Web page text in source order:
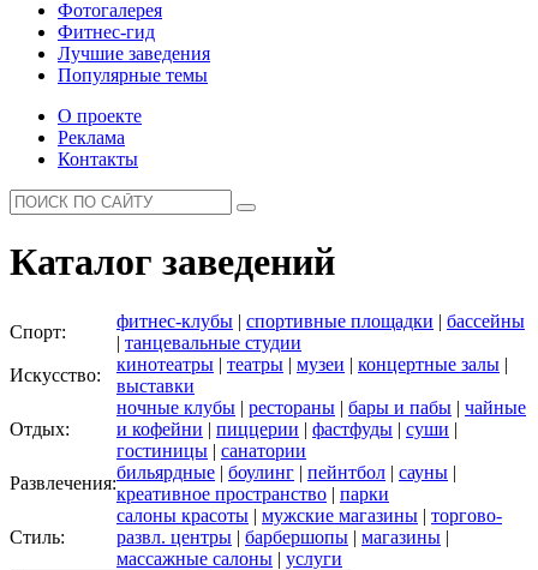
Фотогалерея
Фитнес-гид
Лучшие заведения
Популярные темы
О проекте
Реклама
Контакты
Каталог заведений
Спорт:
фитнес-клубы | спортивные площадки | бассейны
| танцевальные студии
Искусство:
кинотеатры | театры | музеи | концертные залы |
выставки
Отдых:
ночные клубы | рестораны | бары и пабы | чайные
и кофейни | пиццерии | фастфуды | суши |
гостиницы | санатории
Развлечения:
бильярдные | боулинг | пейнтбол | сауны |
креативное пространство | парки
Стиль:
салоны красоты | мужские магазины | торгово-
развл. центры | барбершопы | магазины |
массажные салоны | услуги